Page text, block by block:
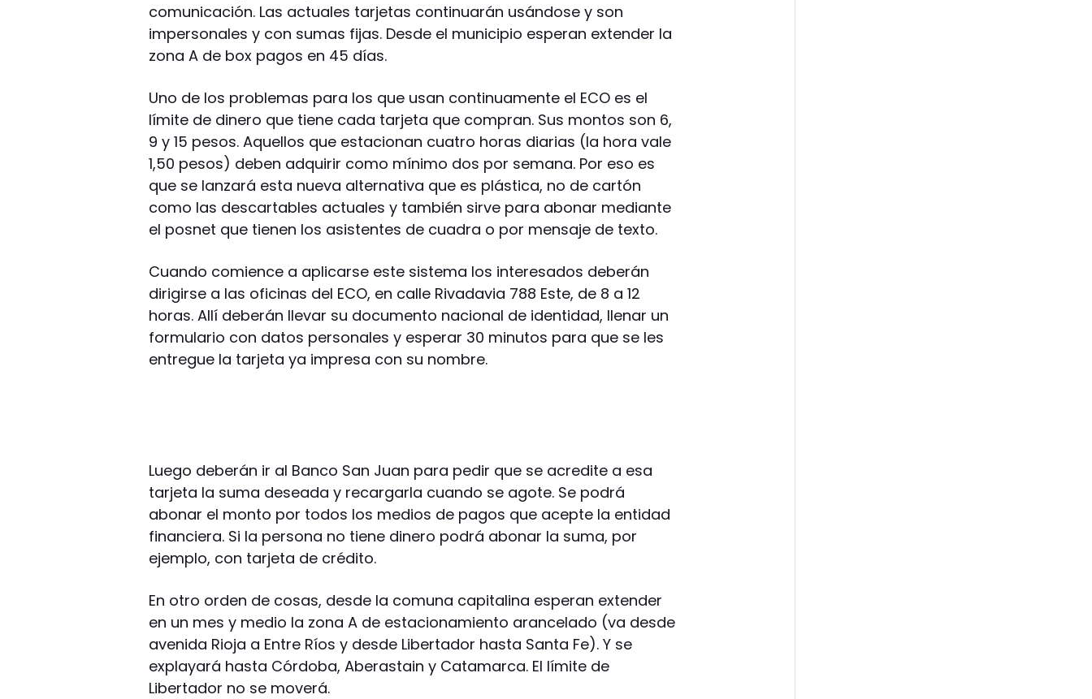
comunicación. Las actuales tarjetas continuarán usándose y son
impersonales y con sumas fijas. Desde el municipio esperan extender la
zona A de box pagos en 45 días.
Uno de los problemas para los que usan continuamente el ECO es el
límite de dinero que tiene cada tarjeta que compran. Sus montos son 6,
9 y 15 pesos. Aquellos que estacionan cuatro horas diarias (la hora vale
1,50 pesos) deben adquirir como mínimo dos por semana. Por eso es
que se lanzará esta nueva alternativa que es plástica, no de cartón
como las descartables actuales y también sirve para abonar mediante
el posnet que tienen los asistentes de cuadra o por mensaje de texto.
Cuando comience a aplicarse este sistema los interesados deberán
dirigirse a las oficinas del ECO, en calle Rivadavia 788 Este, de 8 a 12
horas. Allí deberán llevar su documento nacional de identidad, llenar un
formulario con datos personales y esperar 30 minutos para que se les
entregue la tarjeta ya impresa con su nombre.
Luego deberán ir al Banco San Juan para pedir que se acredite a esa
tarjeta la suma deseada y recargarla cuando se agote. Se podrá
abonar el monto por todos los medios de pagos que acepte la entidad
financiera. Si la persona no tiene dinero podrá abonar la suma, por
ejemplo, con tarjeta de crédito.
En otro orden de cosas, desde la comuna capitalina esperan extender
en un mes y medio la zona A de estacionamiento arancelado (va desde
avenida Rioja a Entre Ríos y desde Libertador hasta Santa Fe). Y se
explayará hasta Córdoba, Aberastain y Catamarca. El límite de
Libertador no se moverá.